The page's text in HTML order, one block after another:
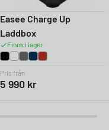
Easee Charge Up
Laddbox
Finns i lager
Pris från
5 990 kr